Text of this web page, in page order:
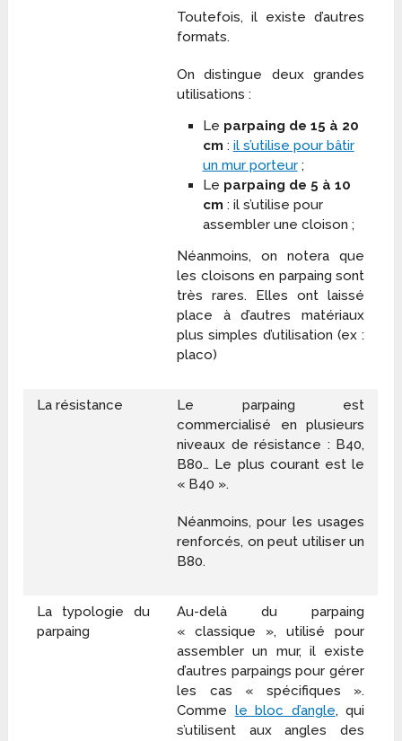
Toutefois, il existe d’autres
formats.
On distingue deux grandes
utilisations :
Le parpaing de 15 à 20
cm : il s’utilise pour bâtir
un mur porteur;
Le parpaing de 5 à 10
cm : il s’utilise pour
assembler une cloison ;
Néanmoins, on notera que
les cloisons en parpaing sont
très rares. Elles ont laissé
place à d’autres matériaux
plus simples d’utilisation (ex :
placo)
La résistance
Le parpaing est
commercialisé en plusieurs
niveaux de résistance : B40,
B80… Le plus courant est le
« B40 ».
Néanmoins, pour les usages
renforcés, on peut utiliser un
B80.
La typologie du
parpaing
Au-delà du parpaing
« classique », utilisé pour
assembler un mur, il existe
d’autres parpaings pour gérer
les cas « spécifiques ».
Comme le bloc d’angle, qui
s’utilisent aux angles des